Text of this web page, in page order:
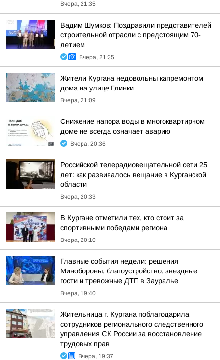
Вчера, 21:35
Вадим Шумков: Поздравили представителей
строительной отрасли с предстоящим 70-
летием
Вчера, 21:35
Жители Кургана недовольны капремонтом
дома на улице Глинки
Вчера, 21:09
Снижение напора воды в многоквартирном
доме не всегда означает аварию
Вчера, 20:36
Российской телерадиовещательной сети 25
лет: как развивалось вещание в Курганской
области
Вчера, 20:33
В Кургане отметили тех, кто стоит за
спортивными победами региона
Вчера, 20:10
Главные события недели: решения
Минобороны, благоустройство, звездные
гости и тревожные ДТП в Зауралье
Вчера, 19:40
Жительница г. Кургана поблагодарила
сотрудников регионального следственного
управления СК России за восстановление
трудовых прав
Вчера, 19:37